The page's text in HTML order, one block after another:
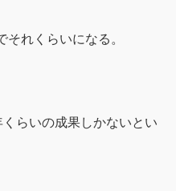
れくらいになる。
らいの成果しかないとい